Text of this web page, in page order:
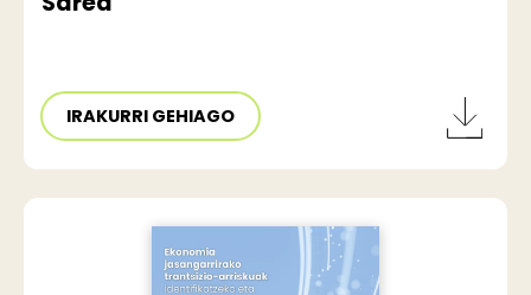
IRAKURRI GEHIAGO